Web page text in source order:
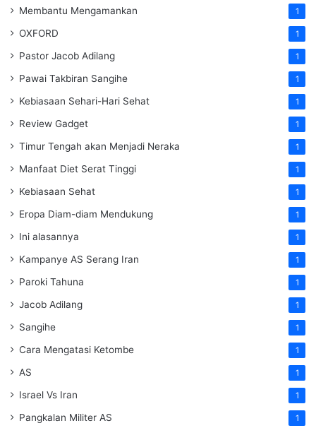
Membantu Mengamankan 1
OXFORD 1
Pastor Jacob Adilang 1
Pawai Takbiran Sangihe 1
Kebiasaan Sehari-Hari Sehat 1
Review Gadget 1
Timur Tengah akan Menjadi Neraka 1
Manfaat Diet Serat Tinggi 1
Kebiasaan Sehat 1
Eropa Diam-diam Mendukung 1
Ini alasannya 1
Kampanye AS Serang Iran 1
Paroki Tahuna 1
Jacob Adilang 1
Sangihe 1
Cara Mengatasi Ketombe 1
AS 1
Israel Vs Iran 1
Pangkalan Militer AS 1